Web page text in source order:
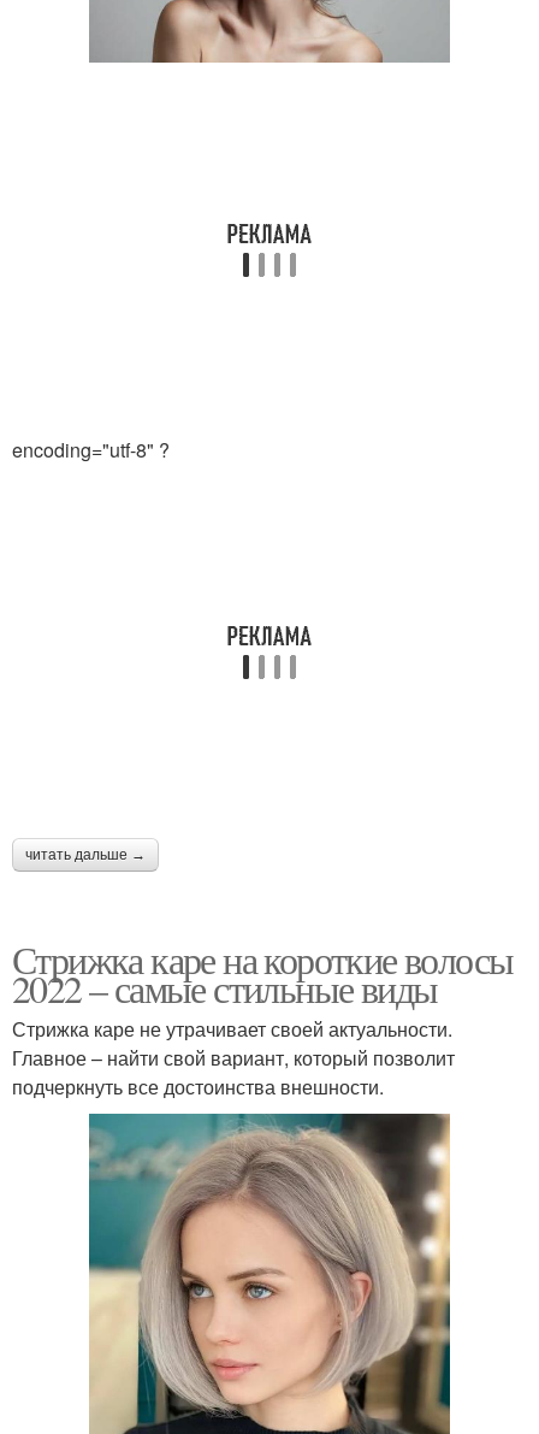
encoding="utf-8" ?
читать дальше →
Стрижка каре на короткие волосы
2022 – самые стильные виды
Стрижка каре не утрачивает своей актуальности.
Главное – найти свой вариант, который позволит
подчеркнуть все достоинства внешности.